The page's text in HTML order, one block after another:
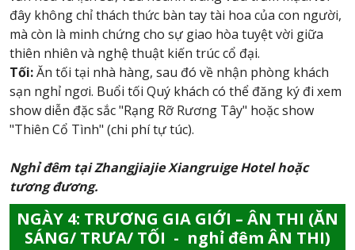
đây không chỉ thách thức bàn tay tài hoa của con người,
mà còn là minh chứng cho sự giao hòa tuyệt vời giữa
thiên nhiên và nghệ thuật kiến trúc cổ đại.
Tối:Ăn tối tại nhà hàng, sau đó về nhận phòng khách
sạn nghỉ ngơi. Buổi tối Quý khách có thể đăng ký đi xem
show diễn đặc sắc "Rạng Rỡ Rương Tây" hoặc show
"Thiên Cổ Tình" (chi phí tự túc).
Nghỉ đêm tại Zhangjiajie Xiangruige Hotel hoặc
tương đương.
NGÀY 4: TRƯƠNG GIA GIỚI – ÂN THI (ĂN
SÁNG/ TRƯA/ TỐI - nghỉ đêm ÂN THI)